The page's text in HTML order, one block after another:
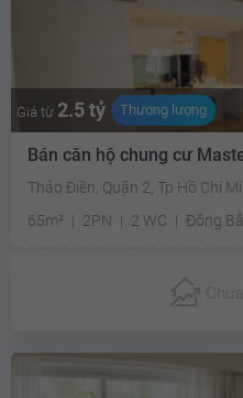
Giá từ 2.5 tỷ Thương lượng
Bán căn hộ chung cư
Thảo Điền, Quận 2, Tp Hồ Chí
65m²
2PN 2 WC Đông